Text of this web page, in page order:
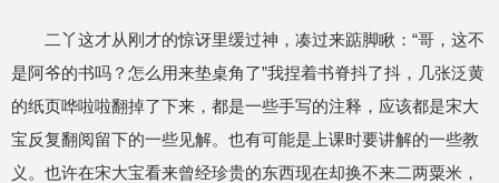
二丫这才从刚才的惊讶里缓过神，凑过来踮脚瞅：“哥，这不
是阿爷的书吗？怎么用来垫桌角了”我捏着书脊抖了抖，几张泛黄
的纸页哗啦啦翻掉了下来，都是一些手写的注释，应该都是宋大
宝反复翻阅留下的一些见解。也有可能是上课时要讲解的一些教
义。也许在宋大宝看来曾经珍贵的东西现在却换不来二两粟米，